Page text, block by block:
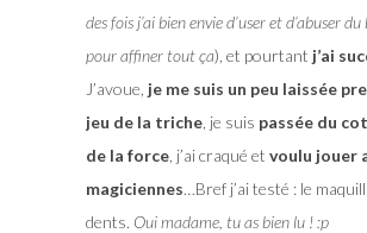
des fois j’ai bien envie d’user et d’abuser
pour affiner tout ça), et pourtant j’ai
J’avoue, je me suis un peu laissée
jeu de la triche, je suis passée du
de la force, j’ai craqué et voulu jouer
magiciennes…Bref j’ai testé : le
dents. Oui madame, tu as bien lu ! :p